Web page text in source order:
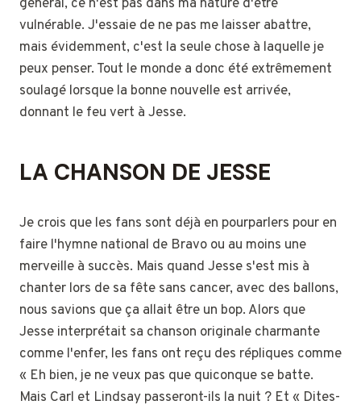
général, ce n'est pas dans ma nature d'être
vulnérable. J'essaie de ne pas me laisser abattre,
mais évidemment, c'est la seule chose à laquelle je
peux penser. Tout le monde a donc été extrêmement
soulagé lorsque la bonne nouvelle est arrivée,
donnant le feu vert à Jesse.
LA CHANSON DE JESSE
Je crois que les fans sont déjà en pourparlers pour en
faire l'hymne national de Bravo ou au moins une
merveille à succès. Mais quand Jesse s'est mis à
chanter lors de sa fête sans cancer, avec des ballons,
nous savions que ça allait être un bop. Alors que
Jesse interprétait sa chanson originale charmante
comme l'enfer, les fans ont reçu des répliques comme
« Eh bien, je ne veux pas que quiconque se batte.
Mais Carl et Lindsay passeront-ils la nuit ? Et « Dites-